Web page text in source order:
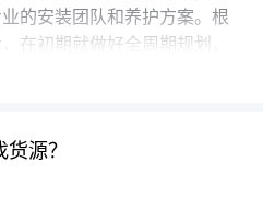
的安装团队和养护方案。根
在初期就做好全周期规划，
货源？